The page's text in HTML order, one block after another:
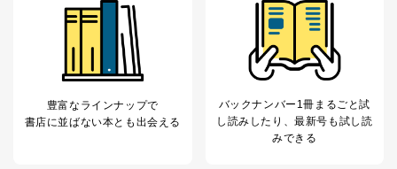
パートナー（提携
企業）からの委託
により当社の
定期購読サービス
等をご利用の方の
購入商品配送のため
提携企業及びお客様がご購入され
た商品の発売元企業からのｅメー
ル等による商品、
サービス、キャンペーン等の広告
当社のサービス利用状況の把握お
よびその分析のため
お問い合わせ対応、トラブル対
豊富なラインナップで
書店に並ばない本とも出会える
バックナンバー1冊まるごと試
し読み したり、最新号も試し読
みできる